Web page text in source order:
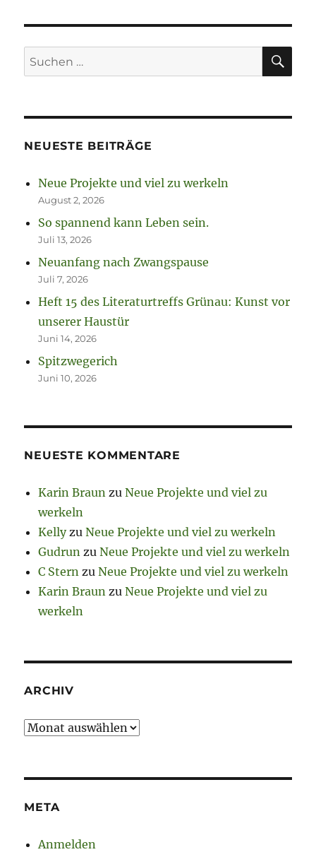
Suchen
nach:
NEUESTE BEITRÄGE
Neue Projekte und viel zu werkeln
August 2, 2026
So spannend kann Leben sein.
Juli 13, 2026
Neuanfang nach Zwangspause
Juli 7, 2026
Heft 15 des Literaturtreffs Grünau: Kunst vor
unserer Haustür
Juni 14, 2026
Spitzwegerich
Juni 10, 2026
NEUESTE KOMMENTARE
Karin Braun zuNeue Projekte und viel zu
werkeln
KellyzuNeue Projekte und viel zu werkeln
Gudrun zuNeue Projekte und viel zu werkeln
C Stern zuNeue Projekte und viel zu werkeln
Karin Braun zuNeue Projekte und viel zu
werkeln
ARCHIV
Archiv
META
Anmelden